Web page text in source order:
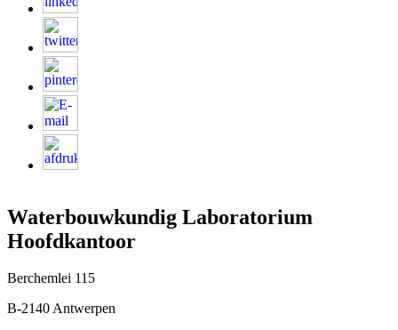
Waterbouwkundig Laboratorium
Hoofdkantoor
Berchemlei 115
B-2140 Antwerpen